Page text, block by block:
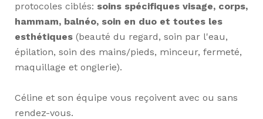
protocoles ciblés: soins spécifiques visage, corps,
hammam, balnéo, soin en duo et toutes les
esthétiques (beauté du regard, soin par l'eau,
épilation, soin des mains/pieds, minceur, fermeté,
maquillage et onglerie).
Céline et son équipe vous reçoivent avec ou sans
rendez-vous.